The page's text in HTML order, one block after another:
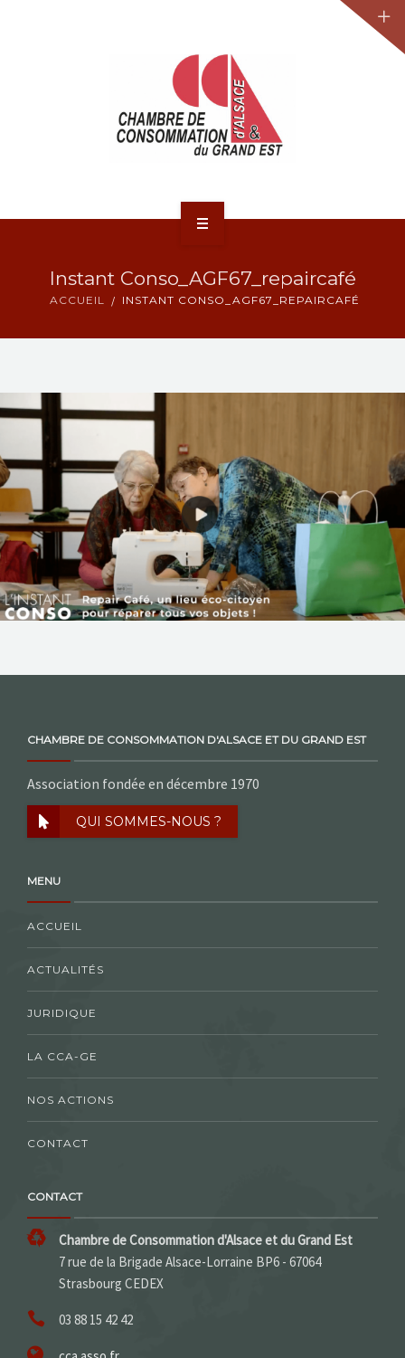
ACTUALITÉS
NOS ACTIONS
CONTACT
Instant Conso_AGF67_repaircafé
ACCUEIL INSTANT CONSO_AGF67_REPAIRCAFÉ
CHAMBRE DE CONSOMMATION D'ALSACE ET DU GRAND EST
Association fondée en décembre 1970
QUI SOMMES-NOUS ?
MENU
ACCUEIL
ACTUALITÉS
JURIDIQUE
LA CCA-GE
NOS ACTIONS
CONTACT
CONTACT
Chambre de Consommation d'Alsace et du Grand Est
7 rue de la Brigade Alsace-Lorraine BP6 - 67064
Strasbourg CEDEX
03 88 15 42 42